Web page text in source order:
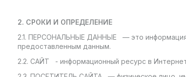
2. СРОКИ И ОПРЕДЕЛЕНИЕ
2.1. ПЕРСОНАЛЬНЫЕ ДАННЫЕ — это информация
предоставленным данным.
2.2. САЙТ - информационный ресурс в